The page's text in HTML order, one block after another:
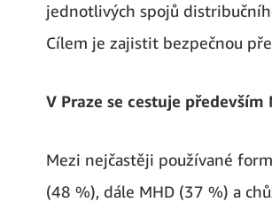
jednotlivých spojů
Cílem je zajistit bezpečnou
V Praze se cestuje především
Mezi nejčastěji používané
(48 %), dále MHD (37 %) a